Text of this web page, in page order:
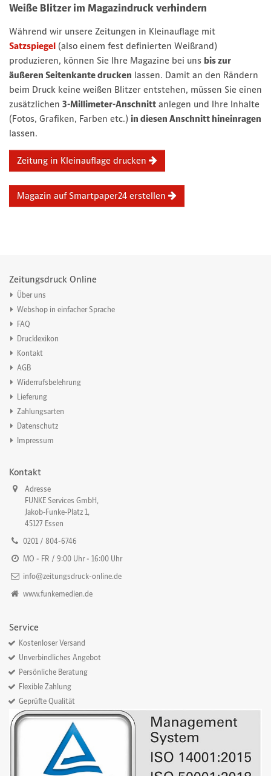
Weiße Blitzer im Magazindruck verhindern
Während wir unsere Zeitungen in Kleinauflage mit
Satzspiegel (also einem fest definierten Weißrand)
produzieren, können Sie Ihre Magazine bei uns bis zur
äußeren Seitenkante drucken lassen. Damit an den Rändern
beim Druck keine weißen Blitzer entstehen, müssen Sie einen
zusätzlichen 3-Millimeter-Anschnitt anlegen und Ihre Inhalte
(Fotos, Grafiken, Farben etc.) in diesen Anschnitt hineinragen
lassen.
Zeitung in Kleinauflage drucken
Magazin auf Smartpaper24 erstellen
Zeitungsdruck Online
Über uns
Webshop in einfacher Sprache
FAQ
Drucklexikon
Kontakt
AGB
Widerrufsbelehrung
Lieferung
Zahlungsarten
Datenschutz
Impressum
Kontakt
Adresse
FUNKE Services GmbH,
Jakob‐Funke‐Platz 1,
45127 Essen
0201 / 804-6746
MO - FR / 9:00 Uhr - 16:00 Uhr
info@zeitungsdruck-online.de
www.funkemedien.de
Service
Kostenloser Versand
Unverbindliches Angebot
Persönliche Beratung
Flexible Zahlung
Geprüfte Qualität